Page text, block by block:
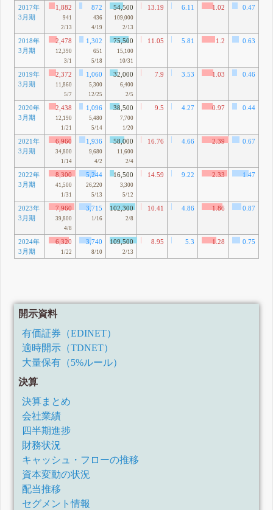
2017年
3月期
1,882
941
2/13
872
436
4/19
54,500
109,000
2/13
13.19 6.11 1.02
0.47
2018年
3月期
2,478
12,390
3/1
1,302
651
5/18
75,500
15,100
10/31
11.05 5.81 1.2
0.63
2019年
3月期
2,372
11,860
5/7
1,060
5,300
12/25
32,000
6,400
2/5
7.9 3.53 1.03
0.46
2020年
3月期
2,438
12,190
1/21
1,096
5,480
5/14
38,500
7,700
1/20
9.5 4.27 0.97 0.44
2021年
3月期
6,960
34,800
1/14
1,936
9,680
4/2
58,000
11,600
2/4
16.76 4.66 2.39 0.67
2022年
3月期
8,300
41,500
1/31
5,244
26,220
5/13
16,500
3,300
5/12
14.59 9.22 2.33 1.47
2023年
3月期
7,960
39,800
4/8
3,715
1/16
102,300
2/8
10.41 4.86 1.86 0.87
2024年
3月期
6,320
1/22
3,740
8/10
109,500
2/13
8.95 5.3 1.28 0.75
開示資料
有価証券（EDINET）
適時開示（TDNET）
大量保有（5%ルール）
決算
決算まとめ
会社業績
四半期進捗
財務状況
キャッシュ・フローの推移
資本変動の状況
配当推移
セグメント情報